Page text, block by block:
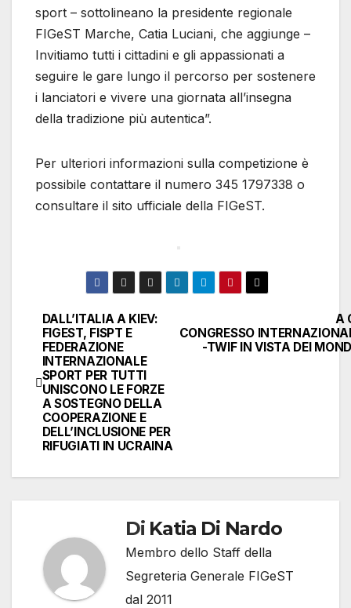
sport – sottolineano la presidente regionale
FIGeST Marche, Catia Luciani, che aggiunge –
Invitiamo tutti i cittadini e gli appassionati a
seguire le gare lungo il percorso per sostenere
i lanciatori e vivere una giornata all’insegna
della tradizione più autentica”.
Per ulteriori informazioni sulla competizione è
possibile contattare il numero 345 1797338 o
consultare il sito ufficiale della FIGeST.
Navigazione
articoli
A
CONGRESSO
-TWIF IN VISTA DEI
DALL’ITALIA A KIEV:
FIGEST, FISPT E
FEDERAZIONE
INTERNAZIONALE
SPORT PER TUTTI
UNISCONO LE FORZE
A SOSTEGNO DELLA
COOPERAZIONE E
DELL’INCLUSIONE PER
RIFUGIATI IN UCRAINA
Di Katia Di Nardo
Membro dello Staff della
Segreteria Generale FIGeST
dal 2011